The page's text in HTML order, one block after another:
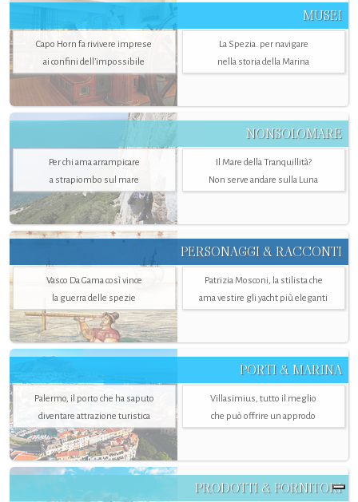
MUSEI
Capo Horn fa rivivere imprese
ai confini dell’impossibile
La Spezia. per navigare
nella storia della Marina
NONSOLOMARE
Per chi ama arrampicare
a strapiombo sul mare
Il Mare della Tranquillità?
Non serve andare sulla Luna
PERSONAGGI & RACCONTI
Vasco Da Gama così vince
la guerra delle spezie
Patrizia Mosconi, la stilista che
ama vestire gli yacht più eleganti
PORTI & MARINA
Palermo, il porto che ha saputo
diventare attrazione turistica
Villasimius, tutto il meglio
che può offrire un approdo
PRODOTTI & FORNITORI